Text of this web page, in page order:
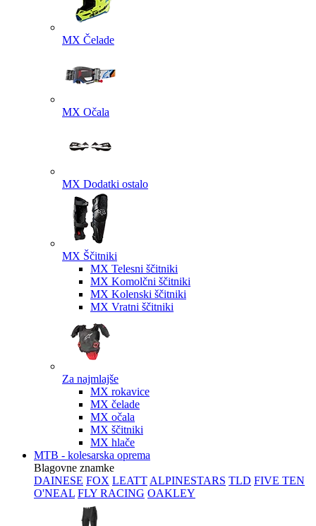
MX Čelade
MX Očala
MX Dodatki ostalo
MX Ščitniki
MX Telesni ščitniki
MX Komolčni ščitniki
MX Kolenski ščitniki
MX Vratni ščitniki
Za najmlajše
MX rokavice
MX čelade
MX očala
MX ščitniki
MX hlače
MTB - kolesarska oprema
Blagovne znamke
DAINESE FOX LEATT ALPINESTARS TLD FIVE TEN
O'NEAL FLY RACING OAKLEY